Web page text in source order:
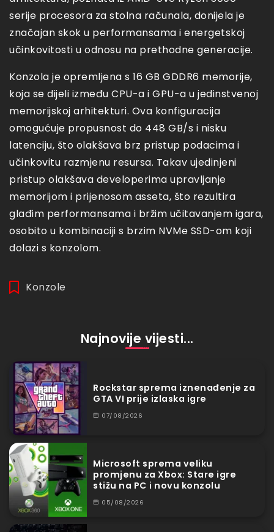
serije procesora za stolna računala, donijela je
značajan skok u performansama i energetskoj
učinkovitosti u odnosu na prethodne generacije.
Konzola je opremljena s 16 GB GDDR6 memorije,
koja se dijeli između CPU-a i GPU-a u jedinstvenoj
memorijskoj arhitekturi. Ova konfiguracija
omogućuje propusnost do 448 GB/s i nisku
latenciju, što olakšava brz pristup podacima i
učinkovitu razmjenu resursa. Takav ujedinjeni
pristup olakšava developerima upravljanje
memorijom i prijenosom asseta, što rezultira
glađim performansama i bržim učitavanjem igara,
osobito u kombinaciji s brzim NVMe SSD-om koji
dolazi s konzolom.
Konzole
Najnovije vijesti...
Rockstar sprema iznenađenje za
GTA VI prije izlaska igre
07/08/2026
Microsoft sprema veliku
promjenu za Xbox: Stare igre
stižu na PC i novu konzolu
05/08/2026